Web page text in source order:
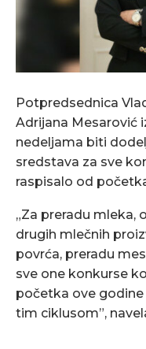
Potpredsednica
Adrijana Mesarović
nedeljama biti
sredstava za sve
raspisalo od
„Za preradu mleka,
drugih mlečnih
povrća, preradu
sve one konkurse
početka ove godine
tim ciklusom”,